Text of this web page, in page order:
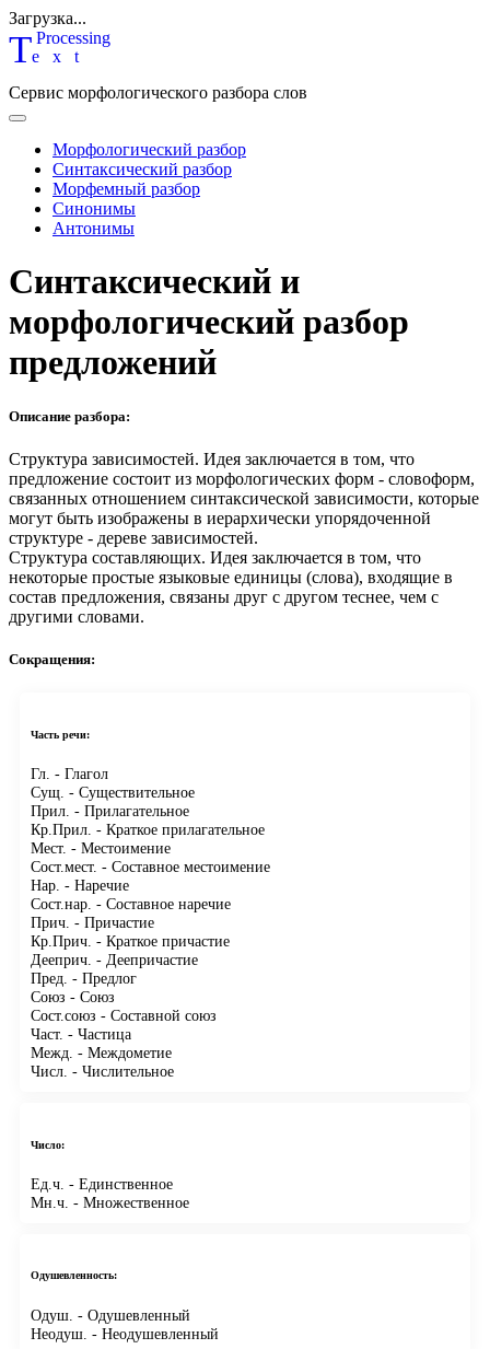
Загрузка...
Text
Processing
Сервис морфологического разбора слов
Морфологический разбор
Синтаксический разбор
Морфемный разбор
Синонимы
Антонимы
Синтаксический и
морфологический разбор
предложений
Описание разбора:
Структура зависимостей. Идея заключается в том, что
предложение состоит из морфологических форм - словоформ,
связанных отношением синтаксической зависимости, которые
могут быть изображены в иерархически упорядоченной
структуре - дереве зависимостей.
Структура составляющих. Идея заключается в том, что
некоторые простые языковые единицы (слова), входящие в
состав предложения, связаны друг с другом теснее, чем с
другими словами.
Сокращения:
Часть речи:
Гл. - Глагол
Сущ. - Существительное
Прил. - Прилагательное
Кр.Прил. - Краткое прилагательное
Мест. - Местоимение
Сост.мест. - Составное местоимение
Нар. - Наречие
Сост.нар. - Составное наречие
Прич. - Причастие
Кр.Прич. - Краткое причастие
Дееприч. - Деепричастие
Пред. - Предлог
Союз - Союз
Сост.союз - Составной союз
Част. - Частица
Межд. - Междометие
Числ. - Числительное
Число:
Ед.ч. - Единственное
Мн.ч. - Множественное
Одушевленность:
Одуш. - Одушевленный
Неодуш. - Неодушевленный